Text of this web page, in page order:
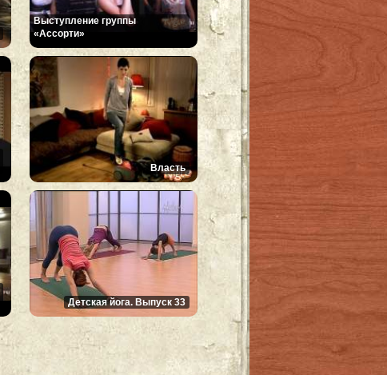
Выступление группы
«Ассорти»
Власть
Детская йога. Выпуск 33